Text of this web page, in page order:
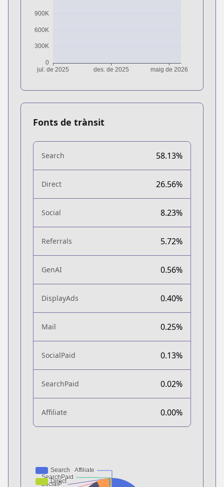
Fonts de trànsit
Search 58.13%
Direct 26.56%
Social 8.23%
Referrals 5.72%
GenAI 0.56%
DisplayAds 0.40%
Mail 0.25%
SocialPaid 0.13%
SearchPaid 0.02%
Affiliate 0.00%